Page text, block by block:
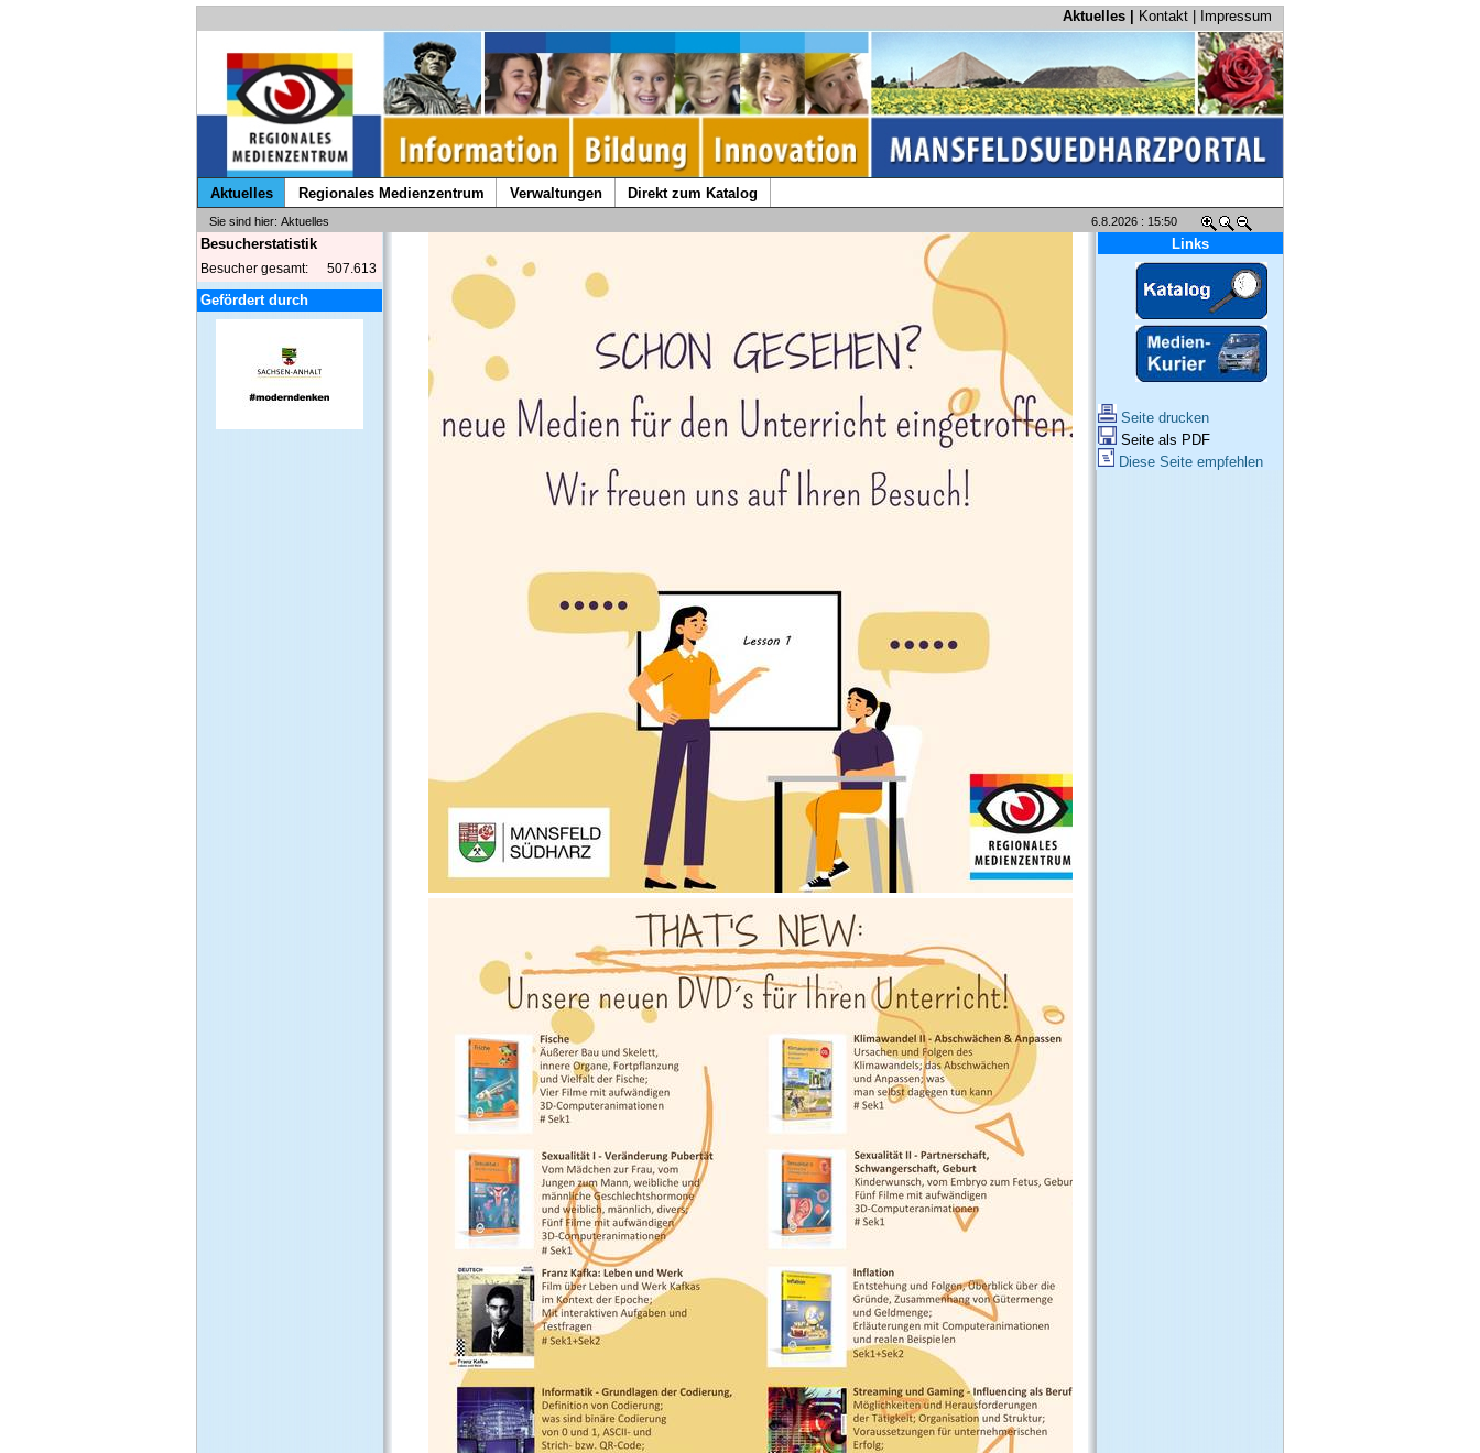
Aktuelles | Kontakt Impressum
Aktuelles Regionales Medienzentrum Verwaltungen Direkt zum Katalog
Sie sind hier: Aktuelles 6.8.2026 : 15:50
Besucherstatistik
Besucher gesamt: 507.613
Gefördert durch
Links
Seite drucken
Seite als PDF
Diese Seite empfehlen